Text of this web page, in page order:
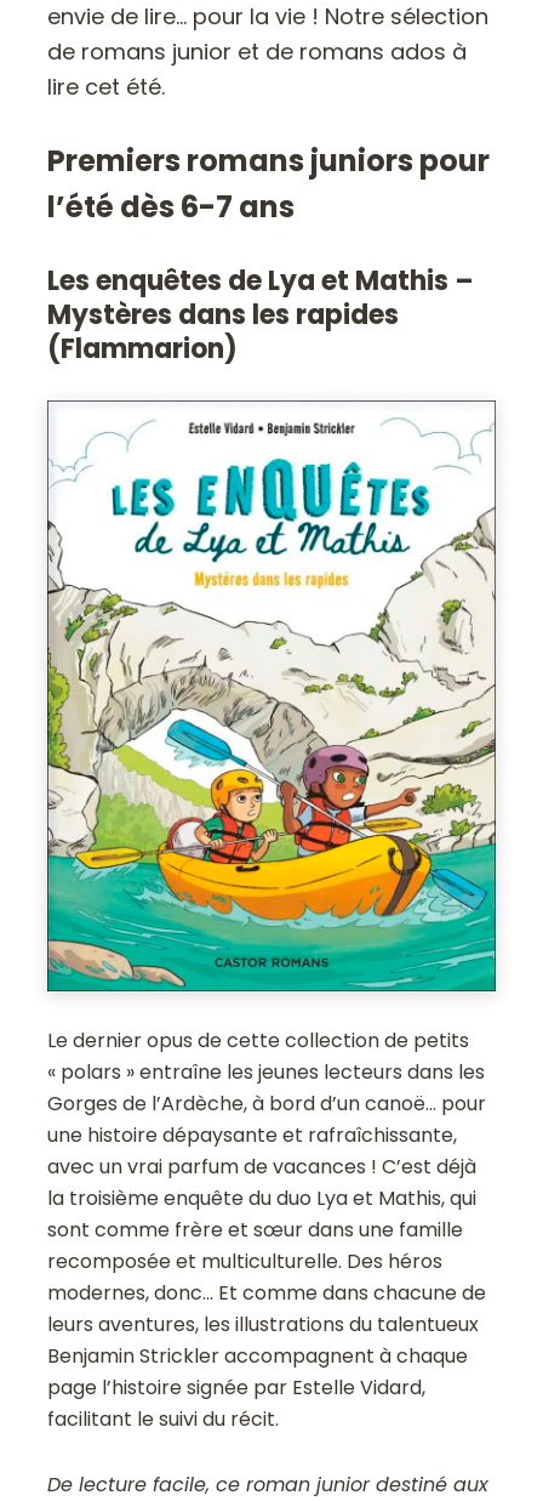
envie de lire… pour la vie ! Notre sélection
de romans junior et de romans ados à
lire cet été.
Premiers romans juniors pour
l’été dès 6-7 ans
Les enquêtes de Lya et Mathis –
Mystères dans les rapides
(Flammarion)
Le dernier opus de cette collection de petits
« polars » entraîne les jeunes lecteurs dans les
Gorges de l’Ardèche, à bord d’un canoë… pour
une histoire dépaysante et rafraîchissante,
avec un vrai parfum de vacances ! C’est déjà
la troisième enquête du duo Lya et Mathis, qui
sont comme frère et sœur dans une famille
recomposée et multiculturelle. Des héros
modernes, donc… Et comme dans chacune de
leurs aventures, les illustrations du talentueux
Benjamin Strickler accompagnent à chaque
page l’histoire signée par Estelle Vidard,
facilitant le suivi du récit.
De lecture facile, ce roman junior destiné aux